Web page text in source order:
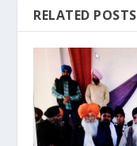
RELATED POSTS